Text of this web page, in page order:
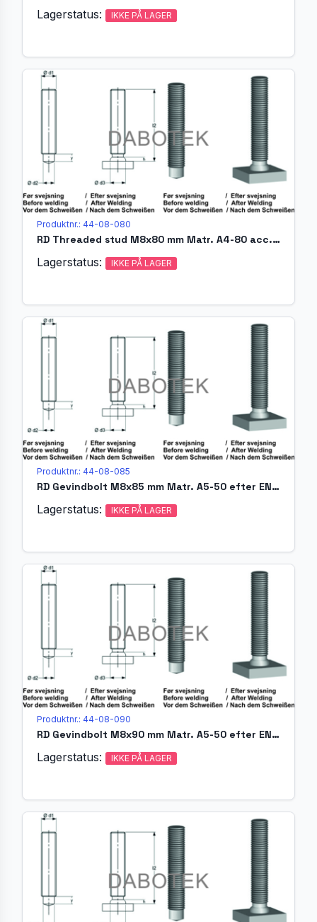
Lagerstatus: IKKE PÅ LAGER
Produktnr.: 44-08-080
RD Threaded stud M8x80 mm Matr. A4-80 acc. EN ISO 13918 (MR)
Lagerstatus: IKKE PÅ LAGER
Produktnr.: 44-08-085
RD Gevindbolt M8x85 mm Matr. A5-50 efter EN ISO 13918 (MR)
Lagerstatus: IKKE PÅ LAGER
Produktnr.: 44-08-090
RD Gevindbolt M8x90 mm Matr. A5-50 efter EN ISO 13918 (MR)
Lagerstatus: IKKE PÅ LAGER